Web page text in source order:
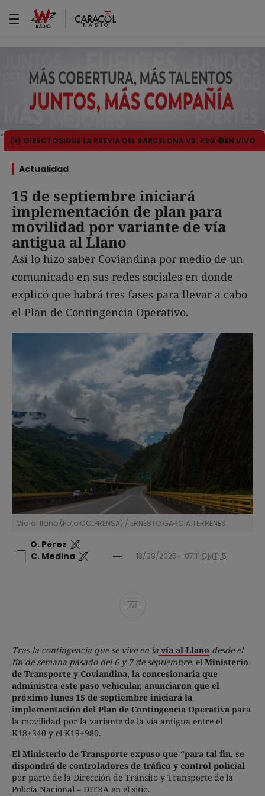
DIRECTOSIGUE LA PREVIA DEL BARCELONA VS. PSG 🔴EN VIVO
Actualidad
15 de septiembre iniciará
implementación de plan para
movilidad por variante de vía
antigua al Llano
Así lo hizo saber Coviandina por medio de un
comunicado en sus redes sociales en donde
explicó que habrá tres fases para llevar a cabo
el Plan de Contingencia Operativo.
Vía al llano (Foto COLPRENSA) / ERNESTO.GARCIA.TERRENES.
O. Pérez
C. Medina
13/09/2025 - 07:11 GMT-5
Ad
Tras la contingencia que se vive en la vía al Llano desde el
fin de semana pasado del 6 y 7 de septiembre, el Ministerio
de Transporte y Coviandina, la concesionaria que
administra este paso vehicular, anunciaron que el
próximo lunes 15 de septiembre iniciará la
implementación del Plan de Contingencia Operativa para
la movilidad por la variante de la vía antigua entre el
K18+340 y el K19+980.
El Ministerio de Transporte expuso que “para tal fin, se
dispondrá de controladores de tráfico y control policial
por parte de la Dirección de Tránsito y Transporte de la
Policía Nacional – DITRA en el sitio.